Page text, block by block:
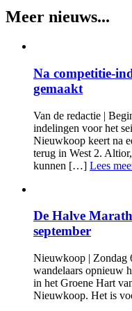
Meer nieuws...
Na competitie-
gemaakt
Van de redactie |
indelingen voor het
Nieuwkoop keert na
terug in West 2.
kunnen […] Lees
De Halve
september
Nieuwkoop | Zondag
wandelaars opnieuw
in het Groene Hart
Nieuwkoop. Het is